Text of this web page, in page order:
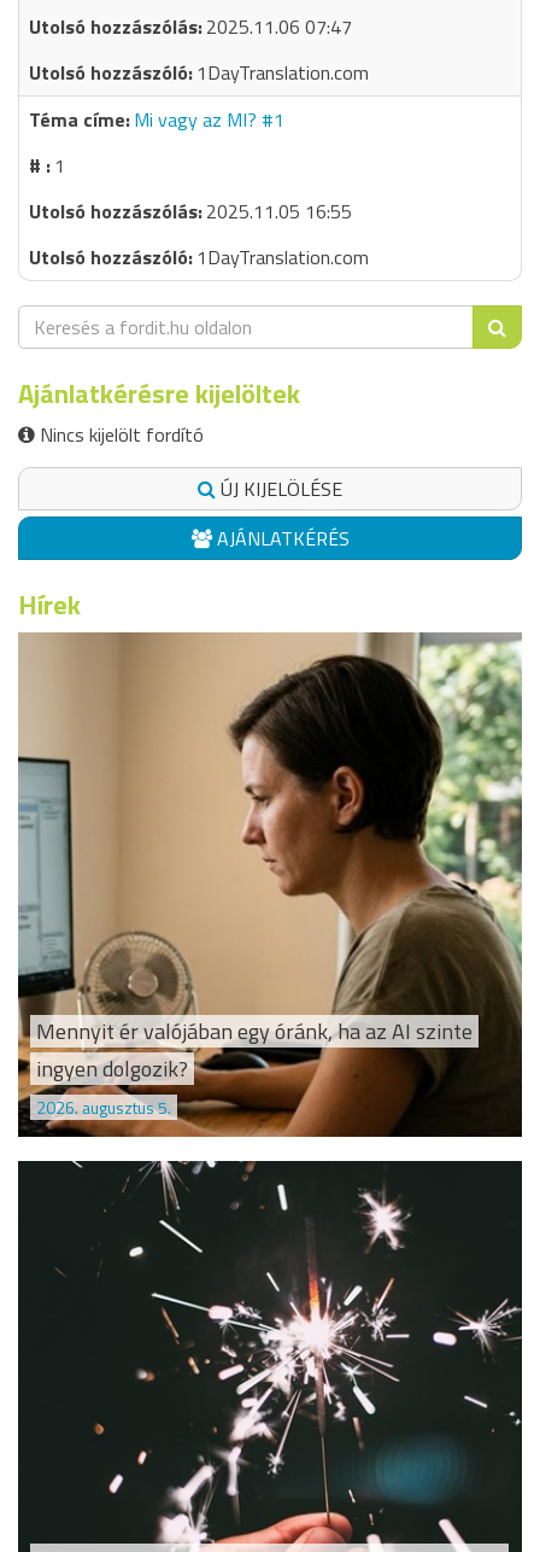
2025.11.06 07:47
1DayTranslation.com
Mi vagy az MI? #1
1
2025.11.05 16:55
1DayTranslation.com
Ajánlatkérésre kijelöltek
Nincs kijelölt fordító
ÚJ KIJELÖLÉSE
AJÁNLATKÉRÉS
Hírek
Mennyit ér valójában egy óránk, ha az AI szinte
ingyen dolgozik?
2026. augusztus 5.